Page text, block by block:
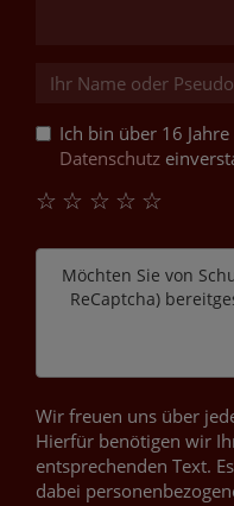
Ich bin über 16
Datenschutz
☆
☆
☆
☆
☆
Möchten Sie von
ReCaptcha)
Wir freuen uns über
Hierfür benötigen wir
entsprechenden Text.
dabei